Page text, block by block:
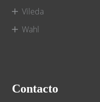
Vileda
Wahl
Contacto